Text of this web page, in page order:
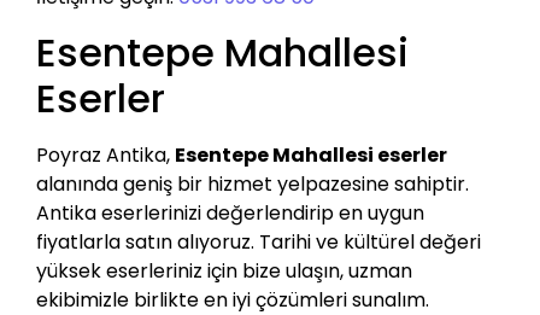
Esentepe Mahallesi
Eserler
Poyraz Antika, Esentepe Mahallesi eserler
alanında geniş bir hizmet yelpazesine sahiptir.
Antika eserlerinizi değerlendirip en uygun
fiyatlarla satın alıyoruz. Tarihi ve kültürel değeri
yüksek eserleriniz için bize ulaşın, uzman
ekibimizle birlikte en iyi çözümleri sunalım.